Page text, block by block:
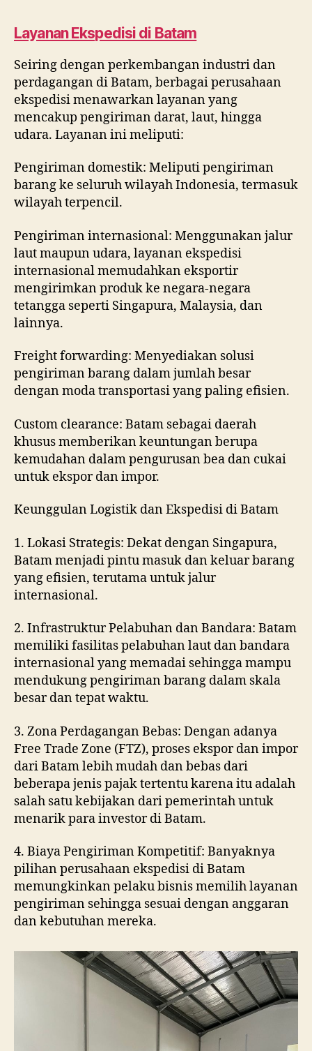
Layanan Ekspedisi di Batam
Seiring dengan perkembangan industri dan
perdagangan di Batam, berbagai perusahaan
ekspedisi menawarkan layanan yang
mencakup pengiriman darat, laut, hingga
udara. Layanan ini meliputi:
Pengiriman domestik: Meliputi pengiriman
barang ke seluruh wilayah Indonesia, termasuk
wilayah terpencil.
Pengiriman internasional: Menggunakan jalur
laut maupun udara, layanan ekspedisi
internasional memudahkan eksportir
mengirimkan produk ke negara-negara
tetangga seperti Singapura, Malaysia, dan
lainnya.
Freight forwarding: Menyediakan solusi
pengiriman barang dalam jumlah besar
dengan moda transportasi yang paling efisien.
Custom clearance: Batam sebagai daerah
khusus memberikan keuntungan berupa
kemudahan dalam pengurusan bea dan cukai
untuk ekspor dan impor.
Keunggulan Logistik dan Ekspedisi di Batam
1. Lokasi Strategis: Dekat dengan Singapura,
Batam menjadi pintu masuk dan keluar barang
yang efisien, terutama untuk jalur
internasional.
2. Infrastruktur Pelabuhan dan Bandara: Batam
memiliki fasilitas pelabuhan laut dan bandara
internasional yang memadai sehingga mampu
mendukung pengiriman barang dalam skala
besar dan tepat waktu.
3. Zona Perdagangan Bebas: Dengan adanya
Free Trade Zone (FTZ), proses ekspor dan impor
dari Batam lebih mudah dan bebas dari
beberapa jenis pajak tertentu karena itu adalah
salah satu kebijakan dari pemerintah untuk
menarik para investor di Batam.
4. Biaya Pengiriman Kompetitif: Banyaknya
pilihan perusahaan ekspedisi di Batam
memungkinkan pelaku bisnis memilih layanan
pengiriman sehingga sesuai dengan anggaran
dan kebutuhan mereka.